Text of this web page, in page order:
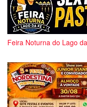
Feira Noturna do Lago